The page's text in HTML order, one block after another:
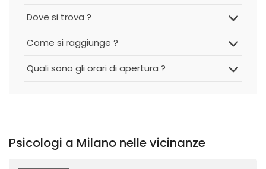
Dove si trova ?
Come si raggiunge ?
Quali sono gli orari di apertura ?
Psicologi a Milano nelle vicinanze